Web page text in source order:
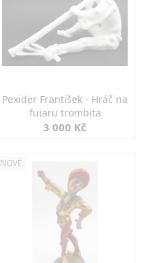
Pexider František - Hráč na
fujaru trombita
3 000 Kč
NOVÉ